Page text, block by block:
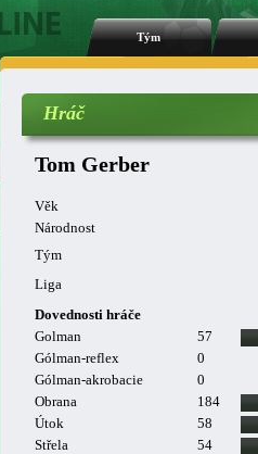
Tým
Hráč
Tom Gerber
Věk
Národnost
Tým
Liga
Dovednosti hráče
Golman
57
Gólman-reflex
0
Gólman-akrobacie
0
Obrana
184
Útok
58
Střela
54